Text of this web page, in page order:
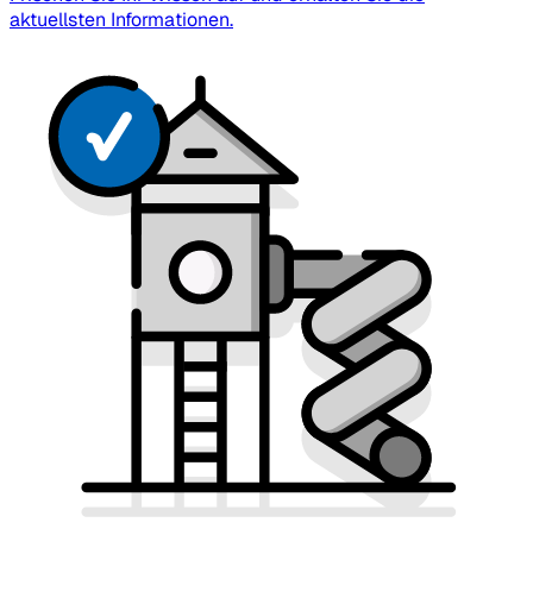
aktuellsten Informationen.